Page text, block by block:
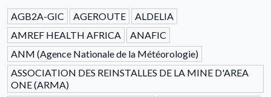
AGB2A-GIC AGEROUTE
ALDELIA
AMREF HEALTH AFRICA
ANAFIC
ANM (Agence Nationale de la Météorologie)
ASSOCIATION DES REINSTALLES DE LA MINE D'AREA
ONE (ARMA)